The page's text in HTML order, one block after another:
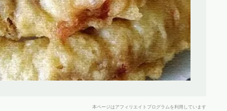
本ページはアフィリエイトプログラムを利用しています